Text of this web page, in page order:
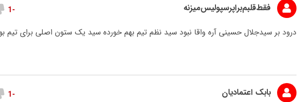
فقط‌قلبم‌براپرسپولیس‌میزنه -1
درود بر سیدجلال حسینی آره واقا نبود سید نظم تیم بهم خورده سید یک ستون اصلی برای تیم
بابک اعتمادیان -1